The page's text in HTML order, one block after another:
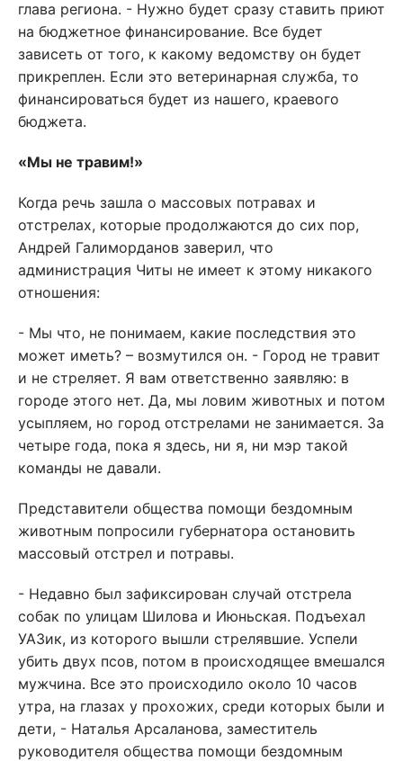
глава региона. - Нужно будет сразу ставить приют
на бюджетное финансирование. Все будет
зависеть от того, к какому ведомству он будет
прикреплен. Если это ветеринарная служба, то
финансироваться будет из нашего, краевого
бюджета.
«Мы не травим!»
Когда речь зашла о массовых потравах и
отстрелах, которые продолжаются до сих пор,
Андрей Галиморданов заверил, что
администрация Читы не имеет к этому никакого
отношения:
- Мы что, не понимаем, какие последствия это
может иметь? – возмутился он. - Город не травит
и не стреляет. Я вам ответственно заявляю: в
городе этого нет. Да, мы ловим животных и потом
усыпляем, но город отстрелами не занимается. За
четыре года, пока я здесь, ни я, ни мэр такой
команды не давали.
Представители общества помощи бездомным
животным попросили губернатора остановить
массовый отстрел и потравы.
- Недавно был зафиксирован случай отстрела
собак по улицам Шилова и Июньская. Подъехал
УАЗик, из которого вышли стрелявшие. Успели
убить двух псов, потом в происходящее вмешался
мужчина. Все это происходило около 10 часов
утра, на глазах у прохожих, среди которых были и
дети, - Наталья Арсаланова, заместитель
руководителя общества помощи бездомным